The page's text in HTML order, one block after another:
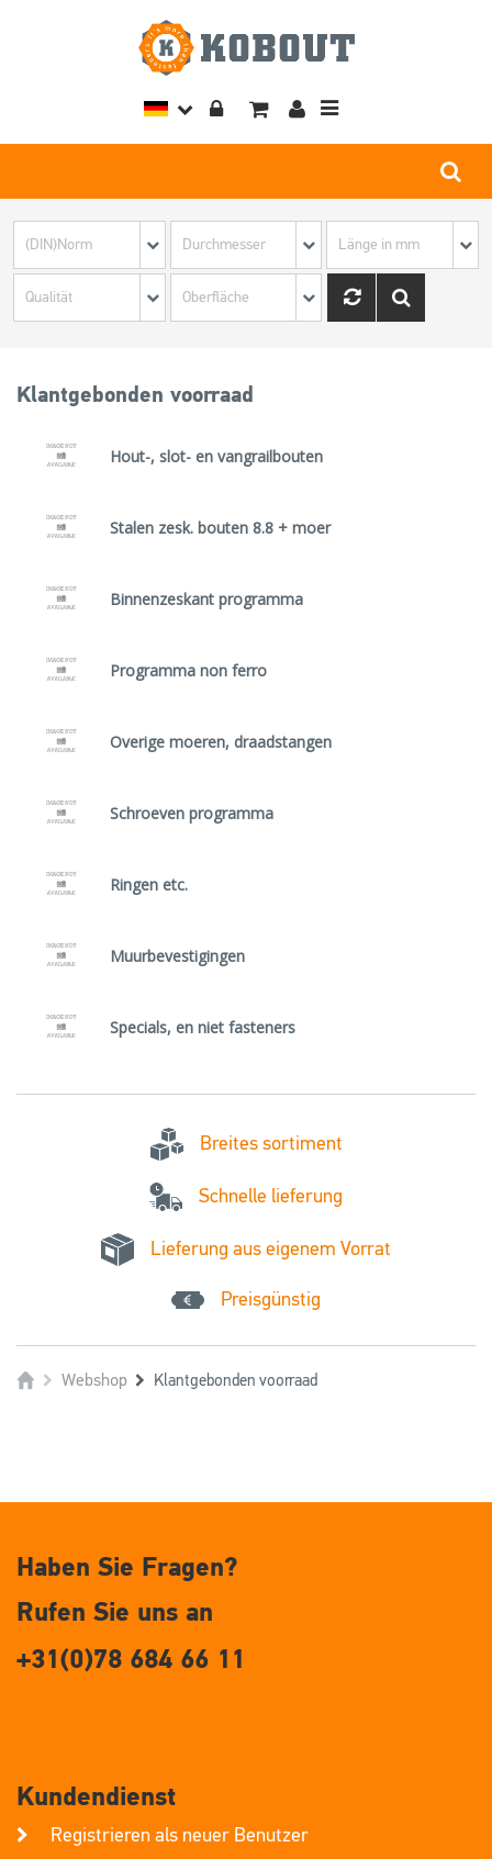
Toggle
Klantgebonden voorraad
Hout-, slot- en vangrailbouten
Stalen zesk. bouten 8.8 + moer
Binnenzeskant programma
Programma non ferro
Overige moeren, draadstangen
Schroeven programma
Ringen etc.
Muurbevestigingen
Specials, en niet fasteners
Breites sortiment
Schnelle lieferung
Lieferung aus eigenem Vorrat
Preisgünstig
Webshop Klantgebonden voorraad
Haben Sie Fragen?
Rufen Sie uns an
+31(0)78 684 66 11
Kundendienst
Registrieren als neuer Benutzer